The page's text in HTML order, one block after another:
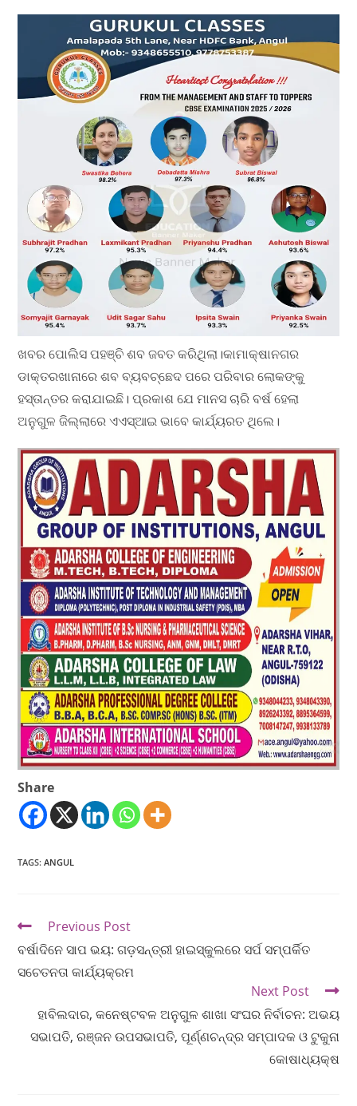
ଖବର ପୋଲିସ ପହଞ୍ଚି ଶବ ଜବତ କରିଥିଲା।କାମାକ୍ଷାନଗର
ଡାକ୍ତରଖାନାରେ ଶବ ବ୍ୟବଚ୍ଛେଦ ପରେ ପରିବାର ଲୋକଙ୍କୁ
ହସ୍ତାନ୍ତର କରାଯାଇଛି। ପ୍ରକାଶ ଯେ ମାନସ ଚାରି ବର୍ଷ ହେଲା
ଅନୁଗୁଳ ଜିଲ୍ଲାରେ ଏଏସ୍ଆଇ ଭାବେ କାର୍ଯ୍ୟରତ ଥିଲେ।
Share
TAGS:ANGUL
Previous Post
ବର୍ଷାଦିନେ ସାପ ଭୟ: ଗଡ଼ସନ୍ତ୍ରୀ ହାଇସ୍କୁଲରେ ସର୍ପ ସମ୍ପର୍କିତ
ସଚେତନତା କାର୍ଯ୍ୟକ୍ରମ
Next Post
ହାବିଲଦାର, କନେଷ୍ଟବଳ ଅନୁଗୁଳ ଶାଖା ସଂଘର ନିର୍ବାଚନ: ଅଭୟ
ସଭାପତି, ରଞ୍ଜନ ଉପସଭାପତି, ପୂର୍ଣ୍ଣଚନ୍ଦ୍ର ସମ୍ପାଦକ ଓ ଟୁକୁନା
କୋଷାଧ୍ୟକ୍ଷ